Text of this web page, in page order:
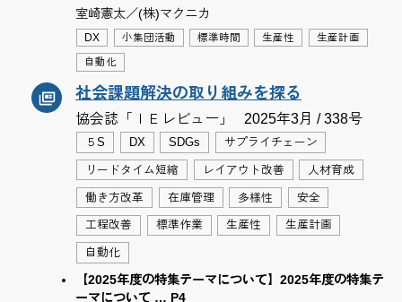
室崎憲太／(株)マクニカ
DX 小集団活動 標準時間 生産性 生産計画
自動化
社会課題解決の取り組みを探る
協会誌「ＩＥレビュー」 2025年3月 / 338号
５S DX SDGs サプライチェーン
リードタイム短縮 レイアウト改善 人材育成
働き方改革 在庫管理 多様性 安全
工程改善 標準作業 生産性 生産計画
自動化
【2025年度の特集テーマについて】2025年度の特集テ
ーマについて … P4